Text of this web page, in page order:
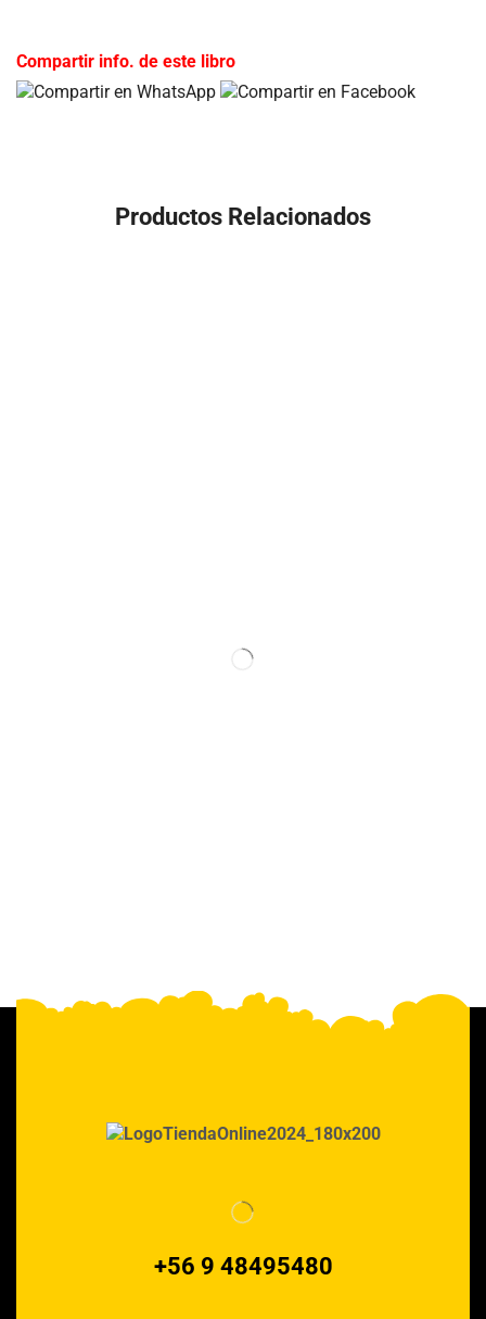
Compartir info. de este libro
Productos Relacionados
+56 9 48495480